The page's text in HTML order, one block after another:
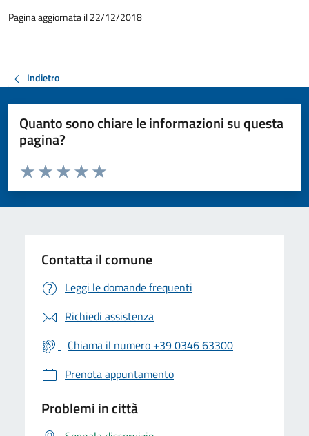
Pagina aggiornata il 22/12/2018
Indietro
Quanto sono chiare le informazioni su questa
pagina?
Valuta da 1 a 5 stelle la pagina
Valuta 5 stelle su 5
Valuta 4 stelle su 5
Valuta 3 stelle su 5
Valuta 2 stelle su 5
Valuta 1 stelle su 5
Contatta il comune
Leggi le domande frequenti
Richiedi assistenza
Chiama il numero +39 0346 63300
Prenota appuntamento
Problemi in città